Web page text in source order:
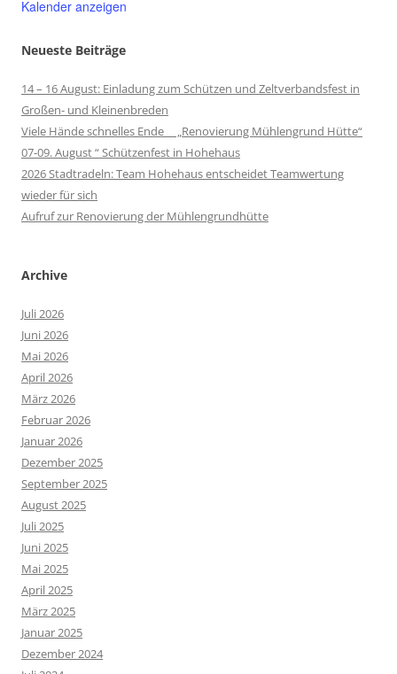
Kalender anzeigen
Neueste Beiträge
14 – 16 August: Einladung zum Schützen und Zeltverbandsfest in
Großen- und Kleinenbreden
Viele Hände schnelles Ende „Renovierung Mühlengrund Hütte“
07-09. August “ Schützenfest in Hohehaus
2026 Stadtradeln: Team Hohehaus entscheidet Teamwertung
wieder für sich
Aufruf zur Renovierung der Mühlengrundhütte
Archive
Juli 2026
Juni 2026
Mai 2026
April 2026
März 2026
Februar 2026
Januar 2026
Dezember 2025
September 2025
August 2025
Juli 2025
Juni 2025
Mai 2025
April 2025
März 2025
Januar 2025
Dezember 2024